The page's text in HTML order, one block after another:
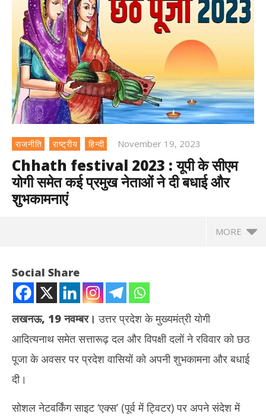
राजनीति राष्ट्रीय हिन्दी November 19, 2023
Chhath festival 2023 : यूपी के सीएम
योगी समेत कई प्रमुख नेताओं ने दी बधाई और
शुभकामनाएं
MORE
NOW VIEWING
Social Share
लखनऊ, 19 नवम्बर। उत्तर प्रदेश के मुख्यमंत्री योगी
आदित्यनाथ समेत सत्तारूढ़ दल और विपक्षी दलों ने रविवार को छठ
पूजा के अवसर पर प्रदेश वासियों को अपनी शुभकामना और बधाई
दी।
सोशल नेटवर्किंग साइट ‘एक्‍स’ (पूर्व में ट्विटर) पर अपने संदेश में